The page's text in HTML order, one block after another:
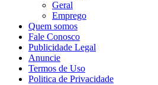
Geral
Emprego
Quem somos
Fale Conosco
Publicidade Legal
Anuncie
Termos de Uso
Politica de Privacidade